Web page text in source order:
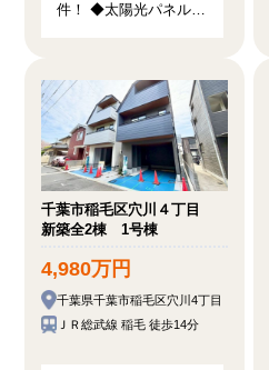
件！ ◆太陽光パネル設
8分以内で子育て環境
良好！
千葉市稲毛区穴川４丁目
新築全2棟 1号棟
4,980万円
千葉県千葉市稲毛区穴川4丁目
ＪＲ総武線 稲毛 徒歩14分